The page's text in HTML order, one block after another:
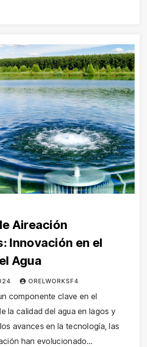
Aireación
Innovación en el
Agua
ORELWORKSF4
componente clave en el
la calidad del agua en lagos y
avances en la tecnología, las
han evolucionado…